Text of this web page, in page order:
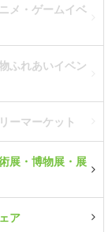
メ・ゲームイベ
ふれあいイベン
ーマーケット
展・博物展・展
ア